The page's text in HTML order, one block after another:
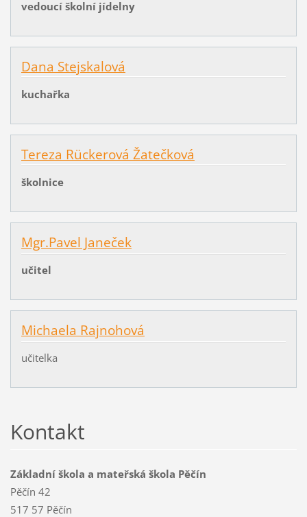
vedoucí školní jídelny
Dana Stejskalová
kuchařka
Tereza Rückerová Žatečková
školnice
Mgr.Pavel Janeček
učitel
Michaela Rajnohová
učitelka
Kontakt
Základní škola a mateřská škola Pěčín
Pěčín 42
517 57 Pěčín